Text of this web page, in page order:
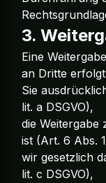
3.
Eine
an Dritte
Sie
lit. a DSGVO),
die
ist (Art. 6 Abs.
wir gesetzlich
lit. c DSGVO),